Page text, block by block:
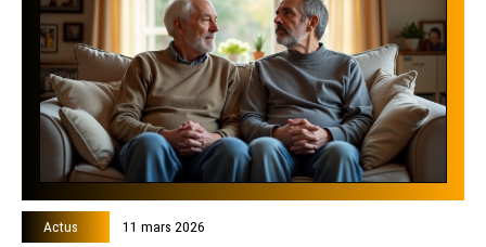
Actus 11 mars 2026